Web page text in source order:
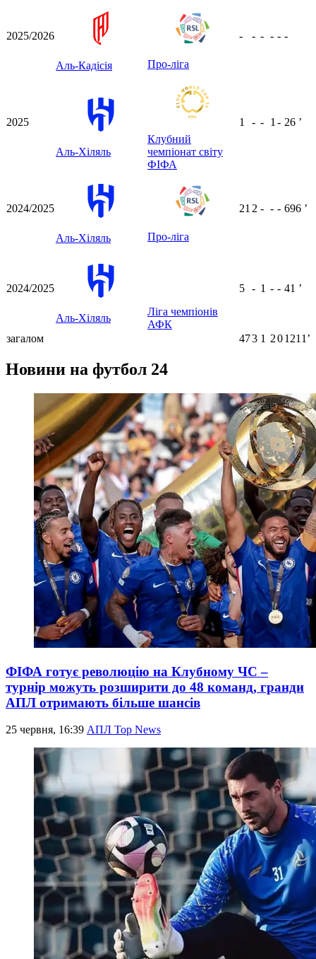
2025/2026
Аль-Кадісія Про-ліга
- - - - - -
2025
Аль-Хіляль
Клубний
чемпіонат світу
ФІФА
1 - - 1 - 26 ʼ
2024/2025
Аль-Хіляль Про-ліга
21 2 - - - 696 ʼ
2024/2025
Аль-Хіляль
Ліга чемпіонів
АФК
5 - 1 - - 41 ʼ
загалом 473 1 201211ʼ
Новини на футбол 24
ФІФА готує революцію на Клубному ЧС –
турнір можуть розширити до 48 команд, гранди
АПЛ отримають більше шансів
25 червня, 16:39 АПЛ Top News